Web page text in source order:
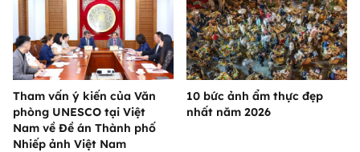
Tham vấn ý kiến của Văn
phòng UNESCO tại Việt
Nam về Đề án Thành phố
Nhiếp ảnh Việt Nam
10 bức ảnh ẩm thực đẹp
nhất năm 2026